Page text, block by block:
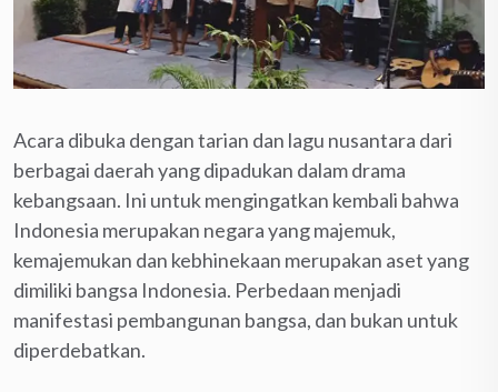
Acara dibuka dengan tarian dan lagu nusantara dari
berbagai daerah yang dipadukan dalam drama
kebangsaan. Ini untuk mengingatkan kembali bahwa
Indonesia merupakan negara yang majemuk,
kemajemukan dan kebhinekaan merupakan aset yang
dimiliki bangsa Indonesia. Perbedaan menjadi
manifestasi pembangunan bangsa, dan bukan untuk
diperdebatkan.